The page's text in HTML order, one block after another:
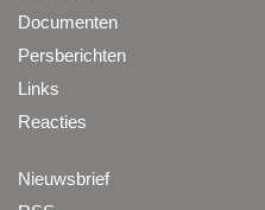
Documenten
Persberichten
Links
Reacties
Nieuwsbrief